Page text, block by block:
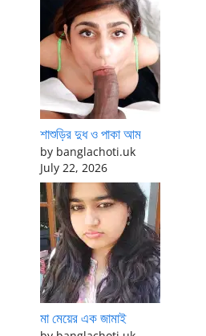
শাশুড়ির দুধ ও পাকা আম
by banglachoti.uk
July 22, 2026
মা মেয়ের এক জামাই